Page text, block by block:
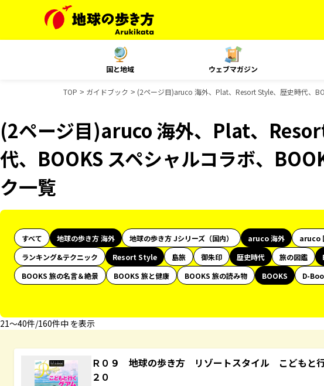
国と地域 ウェブマガジン
TOP ガイドブック (2ページ目)aruco 海外、Plat、Resort Style、歴史時代、
(2ページ目)aruco 海外、Plat、
代、BOOKS スペシャルコラボ、
ク一覧
すべて 地球の歩き方 海外 地球の歩き方 Jシリーズ（国内） aruco 海外 aruco
ランキング&テクニック
Resort Style 島旅 御朱印 歴史時代 旅の図鑑
BOOKS 旅の名言＆絶景
BOOKS 旅と健康 BOOKS 旅の読み物 BOOKS
D-
21〜40件/160件中 を表示
Ｒ０９ 地球の歩き方 リゾートスタイル こどもと
２０